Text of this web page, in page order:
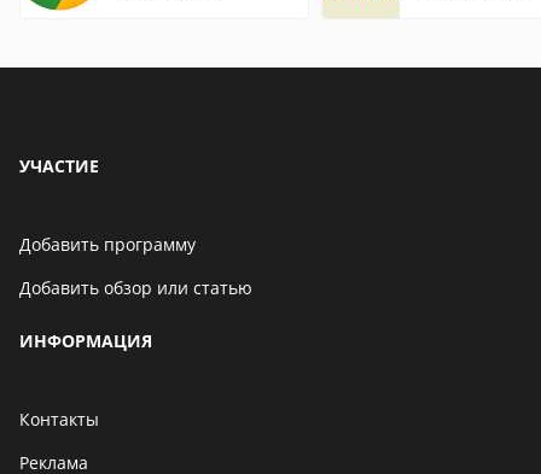
УЧАСТИЕ
Добавить программу
Добавить обзор или статью
ИНФОРМАЦИЯ
Контакты
Реклама